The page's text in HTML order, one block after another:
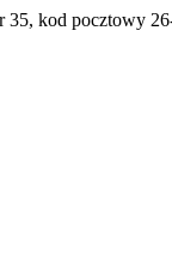
35, kod pocztowy